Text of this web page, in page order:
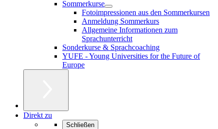
Sommerkurse
Fotoimpressionen aus den Sommerkursen
Anmeldung Sommerkurs
Allgemeine Informationen zum
Sprachunterricht
Sonderkurse & Sprachcoaching
YUFE - Young Universities for the Future of
Europe
Direkt zu
Schließen